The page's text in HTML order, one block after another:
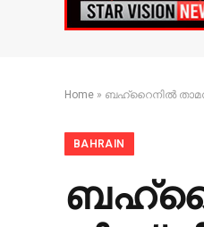
Home » ബഹ്റൈനിൽ
BAHRAIN